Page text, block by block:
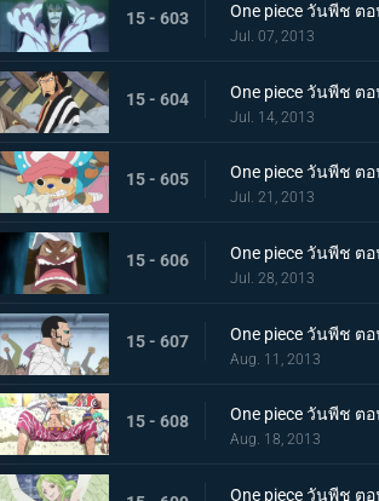
15 - 603 One piece วันพีช ต
Jul. 07, 2013
15 - 604 One piece วันพีช ต
Jul. 14, 2013
15 - 605 One piece วันพีช ต
Jul. 21, 2013
15 - 606 One piece วันพีช ต
Jul. 28, 2013
15 - 607 One piece วันพีช ต
Aug. 11, 2013
15 - 608 One piece วันพีช ต
Aug. 18, 2013
One piece วันพีช ต